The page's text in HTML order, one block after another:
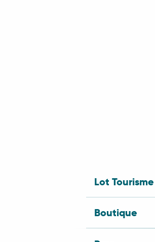
Lot
Boutique